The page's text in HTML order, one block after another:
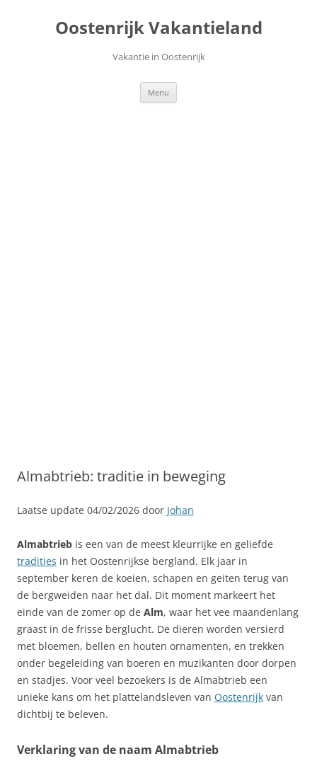
Oostenrijk Vakantieland
Vakantie in Oostenrijk
Menu
Almabtrieb: traditie in beweging
Laatse update 04/02/2026 door Johan
Almabtrieb is een van de meest kleurrijke en geliefde
tradities in het Oostenrijkse bergland. Elk jaar in
september keren de koeien, schapen en geiten terug van
de bergweiden naar het dal. Dit moment markeert het
einde van de zomer op de Alm, waar het vee maandenlang
graast in de frisse berglucht. De dieren worden versierd
met bloemen, bellen en houten ornamenten, en trekken
onder begeleiding van boeren en muzikanten door dorpen
en stadjes. Voor veel bezoekers is de Almabtrieb een
unieke kans om het plattelandsleven van Oostenrijk van
dichtbij te beleven.
Verklaring van de naam Almabtrieb